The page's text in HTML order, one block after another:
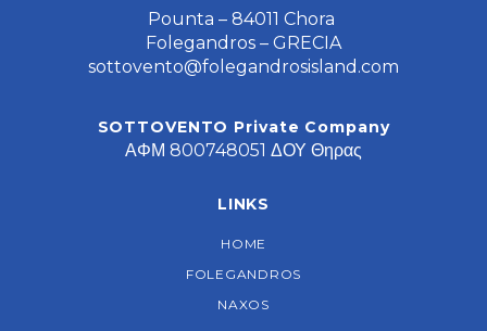
Pounta – 84011 Chora
Folegandros – GRECIA
sottovento@folegandrosisland.com
SOTTOVENTO Private Company
ΑΦΜ 800748051 ΔΟΥ Θηρας
LINKS
HOME
FOLEGANDROS
NAXOS